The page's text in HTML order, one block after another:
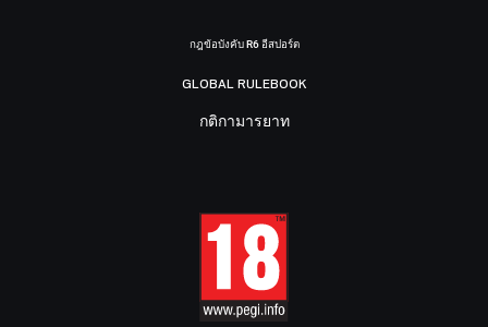
กฎข้อบังคับ R6 อีสปอร์ต
GLOBAL RULEBOOK
กติกามารยาท